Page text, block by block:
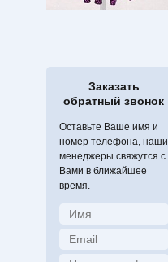
Заказать
обратный звонок
Оставьте Ваше имя и
номер телефона, наши
менеджеры свяжутся с
Вами в ближайшее
время.